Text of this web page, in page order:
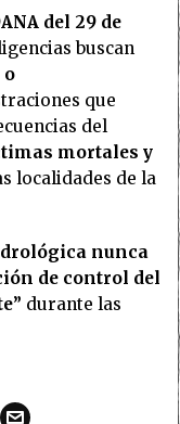
del 29 de
buscan
o
que
del
mortales y
localidades de la
nunca
de control del
durante las